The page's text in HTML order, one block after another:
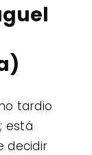
tardio
está
decidir